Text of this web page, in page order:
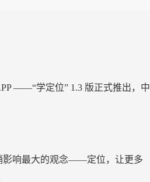
——“学定位” 1.3 版正式推出，中
影响最大的观念——定位，让更多